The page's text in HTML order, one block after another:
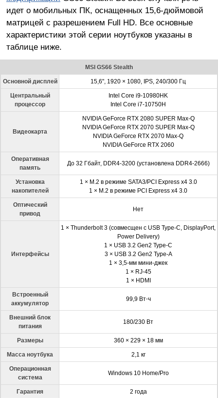
идет о мобильных ПК, оснащенных 15,6-дюймовой
матрицей с разрешением Full HD. Все основные
характеристики этой серии ноутбуков указаны в
таблице ниже.
MSI GS66 Stealth
Основной дисплей 15,6", 1920 × 1080, IPS, 240/300 Гц
Центральный
процессор
Intel Core i9-10980HK
Intel Core i7-10750H
Видеокарта
NVIDIA GeForce RTX 2080 SUPER Max-Q
NVIDIA GeForce RTX 2070 SUPER Max-Q
NVIDIA GeForce RTX 2070 Max-Q
NVIDIA GeForce RTX 2060
Оперативная
память
До 32 Гбайт, DDR4-3200 (установлена DDR4-2666)
Установка
накопителей
1 × M.2 в режиме SATA3/PCI Express x4 3.0
1 × M.2 в режиме PCI Express x4 3.0
Оптический
привод
Нет
Интерфейсы
1 × Thunderbolt 3 (совмесщен с USB Type-C, DisplayPort,
Power Delivery)
1 × USB 3.2 Gen2 Type-C
3 × USB 3.2 Gen2 Type-A
1 × 3,5-мм мини-джек
1 × RJ-45
1 × HDMI
Встроенный
аккумулятор
99,9 Вт⋅ч
Внешний блок
питания
180/230 Вт
Размеры 360 × 229 × 18 мм
Масса ноутбука 2,1 кг
Операционная
система
Windows 10 Home/Pro
Гарантия 2 года